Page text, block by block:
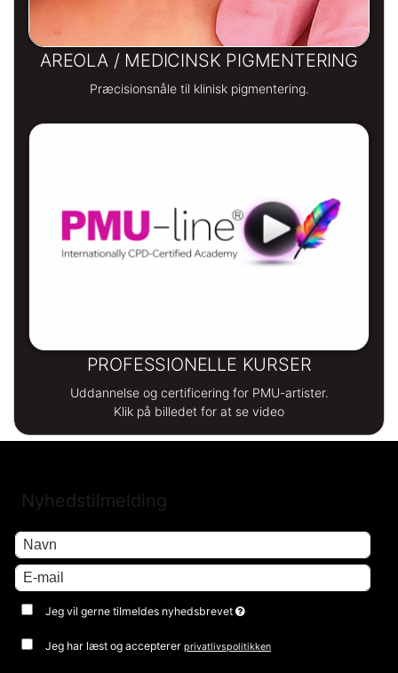
AREOLA / MEDICINSK PIGMENTERING
Præcisionsnåle til klinisk pigmentering.
PROFESSIONELLE KURSER
Uddannelse og certificering for PMU-artister.
Klik på billedet for at se video
Nyhedstilmelding
Jeg vil gerne tilmeldes nyhedsbrevet
Jeg har læst og acceptererprivatlivspolitikken